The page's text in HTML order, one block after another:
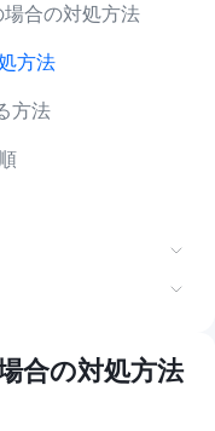
合の対処方法
方法
方法
合の対処方法